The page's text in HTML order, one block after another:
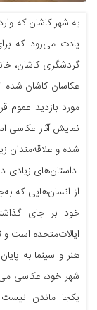
به شهر کاشان که
یادت می‌رود که
گردشگری کاشان،
مورد بازدید عموم
نمایش آثار عکاسی
شده و علاقه‌مندان
داستان‌های زیادی
از انسان‌هایی که
خود بر جای
ایالات‌متحده است و
هنر و سینما به
شهر خود، عکاسی
یکجا ماندن